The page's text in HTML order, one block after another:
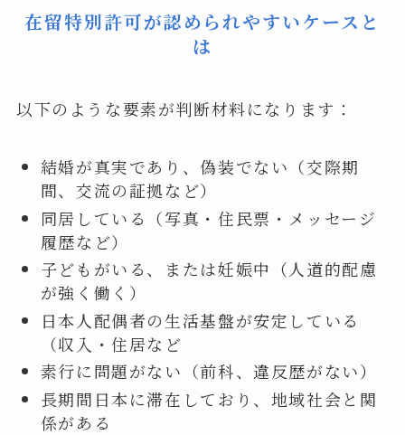
在留特別許可が認められやすいケースと
は
以下のような要素が判断材料になります：
結婚が真実であり、偽装でない（交際期
間、交流の証拠など）
同居している（写真・住民票・メッセージ
履歴など）
子どもがいる、または妊娠中（人道的配慮
が強く働く）
日本人配偶者の生活基盤が安定している
（収入・住居など
素行に問題がない（前科、違反歴がない）
長期間日本に滞在しており、地域社会と関
係がある